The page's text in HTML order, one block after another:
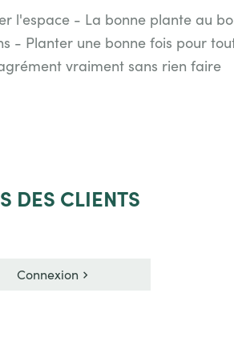
l'espace - La bonne plante au
- Planter une bonne fois pour
vraiment sans rien faire
DES CLIENTS
Connexion